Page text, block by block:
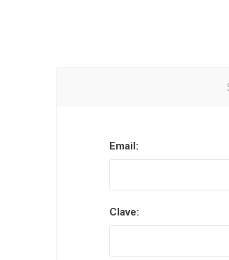
Email:
Clave: